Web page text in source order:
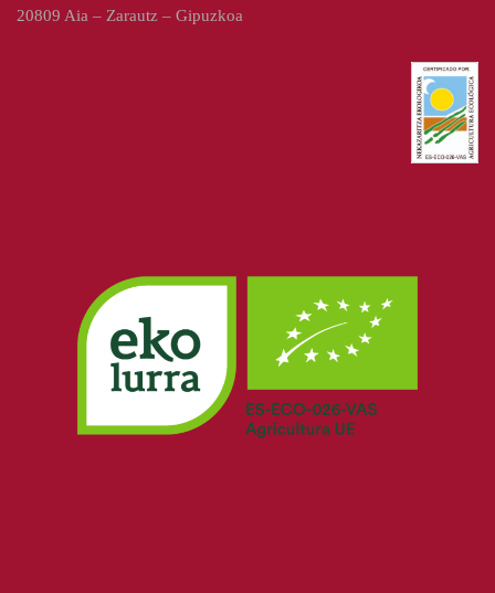
20809 Aia – Zarautz – Gipuzkoa